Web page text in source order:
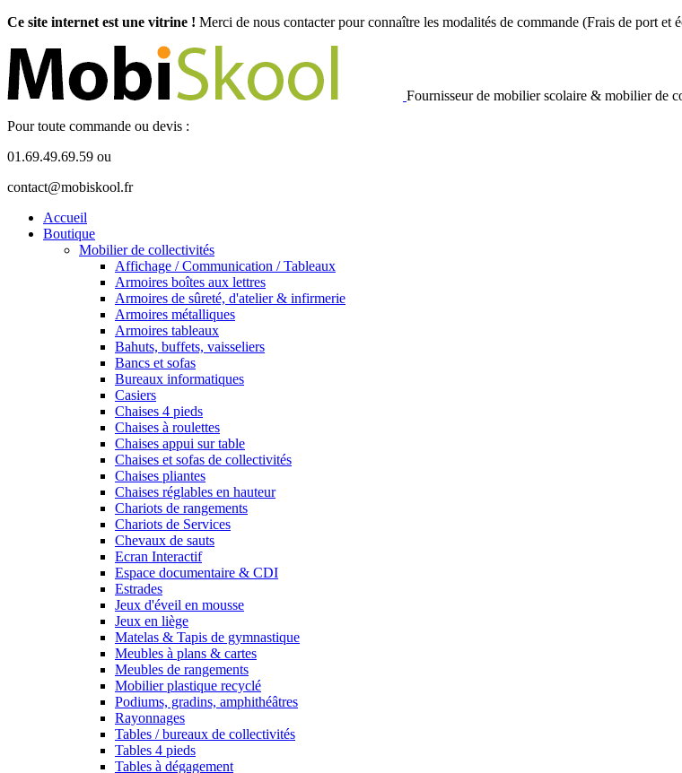
Ce site internet est une vitrine ! Merci de nous contacter pour connaître les modalités de commande (Frais de port et
Fournisseur de mobilier scolaire & mobilier de
Pour toute commande ou devis :
01.69.49.69.59 ou
contact@mobiskool.fr
Accueil
Boutique
Mobilier de collectivités
Affichage / Communication / Tableaux
Armoires boîtes aux lettres
Armoires de sûreté, d'atelier & infirmerie
Armoires métalliques
Armoires tableaux
Bahuts, buffets, vaisseliers
Bancs et sofas
Bureaux informatiques
Casiers
Chaises 4 pieds
Chaises à roulettes
Chaises appui sur table
Chaises et sofas de collectivités
Chaises pliantes
Chaises réglables en hauteur
Chariots de rangements
Chariots de Services
Chevaux de sauts
Ecran Interactif
Espace documentaire & CDI
Estrades
Jeux d'éveil en mousse
Jeux en liège
Matelas & Tapis de gymnastique
Meubles à plans & cartes
Meubles de rangements
Mobilier plastique recyclé
Podiums, gradins, amphithéâtres
Rayonnages
Tables / bureaux de collectivités
Tables 4 pieds
Tables à dégagement